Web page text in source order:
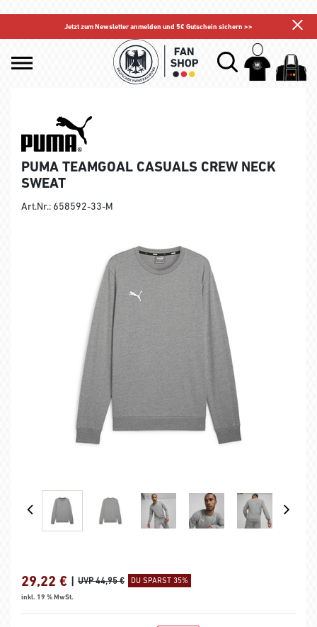
Jetzt zum Newsletter anmelden und 5€ Gutschein sichern >>
PUMA TEAMGOAL CASUALS CREW NECK
SWEAT
Art.Nr.: 658592-33-M
29,22 € | UVP 44,95 € DU SPARST 35%
inkl. 19 % MwSt.